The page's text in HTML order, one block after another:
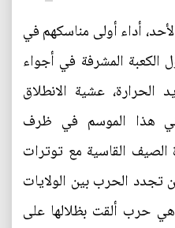
أداء أولى مناسكهم في
الكعبة المشرفة في أجواء
عشية الانطلاق
هذا الموسم في ظرف
الصيف القاسية مع توترات
الحرب بين الولايات
حرب ألقت بظلالها على